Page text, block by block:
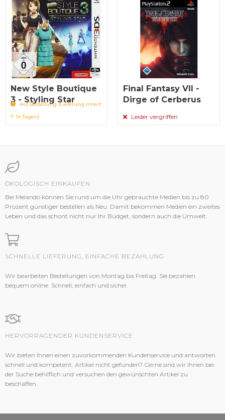
New Style Boutique
3 - Styling Star
Auf Bestellung (Lieferung innert
7-14 Tagen)
Final Fantasy VII -
Dirge of Cerberus
Leider vergriffen
ÖKOLOGISCH EINKAUFEN
Bei Melando können Sie rund um die Uhr gebrauchte Medien bis zu 80
Prozent günstiger bestellen als Neu. Damit bekommen Medien ein zweites
Leben und das schont nicht nur Ihr Budget, sondern auch die Umwelt.
SCHNELLE LIEFERUNG, EINFACHE BEZAHLUNG
Wir bearbeiten Bestellungen von Montag bis Freitag. Sie bezahlen
bequem online. Schnell, einfach und sicher.
HERVORRAGENDER KUNDENSERVICE
Wir bieten Ihnen einen zuvorkommenden Kundenservice und antworten
schnell und kompetent. Artikel nicht gefunden? Gerne sind wir Ihnen bei
der Suche behilflich und versuchen den gewünschten Artikel zu
beschaffen.